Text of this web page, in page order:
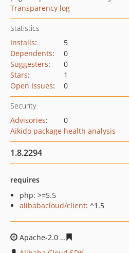
Transparency log
Statistics
Installs:
5
Dependents:
0
Suggesters:
0
Stars:
1
Open Issues: 0
Security
Advisories:
0
Aikido package health analysis
1.8.2294
requires
php: >=5.5
alibabacloud/client: ^1.5
Apache-2.0